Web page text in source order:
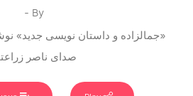
By -
«جمالزاده و داستان نویسی جدید»
صدای ناصر